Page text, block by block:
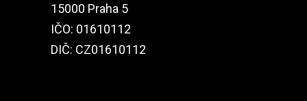
15000 Praha 5
IČO: 01610112
DIČ: CZ01610112